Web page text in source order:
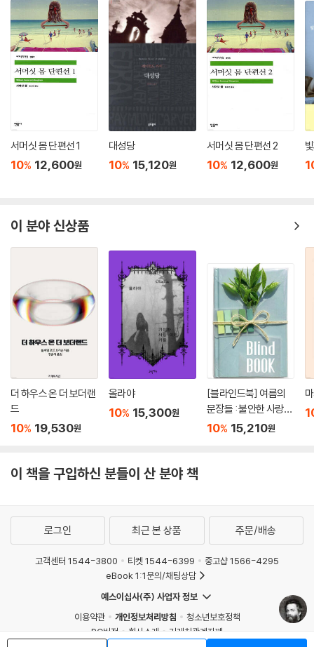
서머싯 몸 단편선 1
10% 12,600원
대성당
10% 15,120원
서머싯 몸 단편선 2
10% 12,600원
이 분야 신상품
더 하우스 온 더 보더랜
드
10% 19,530원
올라야
10% 15,300원
[블라인드북] 여름의
문장들 : 불안한 사랑의
폭풍이 소리도 없이, 더
10% 15,210원
이 책을 구입하신 분들이 산 분야 책
로그인 최근 본 상품 주문/배송
고객센터 1544-3800 티켓 1544-6399
중고샵 1566-4295
eBook 1:1문의/채팅상담
예스이십사(주) 사업자 정보
이용약관
개인정보처리방침
청소년보호정책
PC버전
회사소개
거래처관계자께